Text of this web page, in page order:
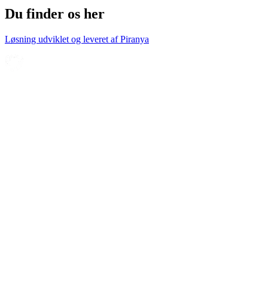
Du finder os her
Løsning udviklet og leveret afPiranya